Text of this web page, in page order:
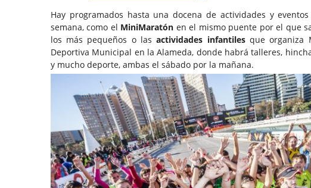
Hay programados hasta una docena de actividades y
semana, como el MiniMaratón en el mismo puente por el que
los más pequeños o lasactividades infantilesque organiza
Deportiva Municipal en la Alameda, donde habrá talleres,
y mucho deporte, ambas el sábado por la mañana.